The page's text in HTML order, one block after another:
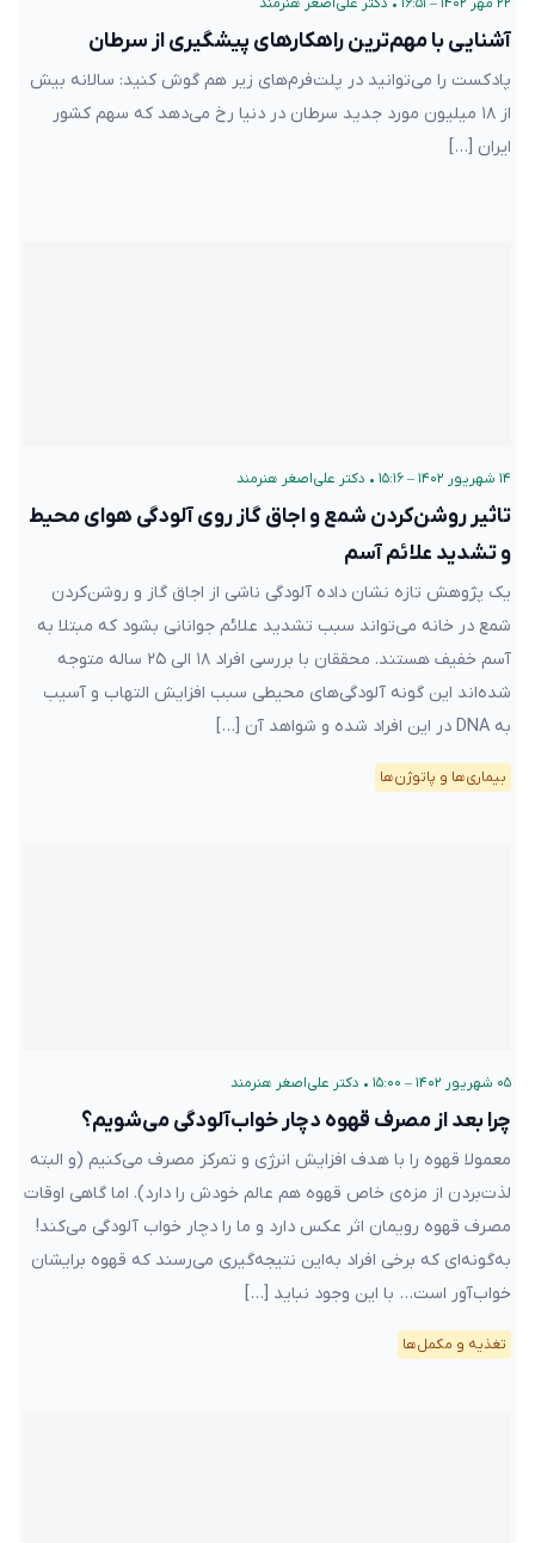
آشنایی با مهم‌ترین راهکارهای پیشگیری از سرطان
پادکست را می‌توانید در پلت‌فرم‌های زیر هم گوش کنید: سالانه بیش
از ۱۸ میلیون مورد جدید سرطان در دنیا رخ می‌دهد که سهم کشور
ایران […]
۱۴ شهریور ۱۴۰۲ – ۱۵:۱۶ • دکتر علی‌اصغر هنرمند
تاثیر روشن‌کردن شمع و اجاق گاز روی آلودگی هوای محیط
و تشدید علائم آسم
یک پژوهش تازه نشان داده آلودگی ناشی از اجاق گاز و روشن‌کردن
شمع در خانه می‌تواند سبب تشدید علائم جوانانی بشود که مبتلا به
آسم خفیف هستند. محققان با بررسی افراد ۱۸ الی ۲۵ ساله متوجه
شده‌اند این گونه آلودگی‌های محیطی سبب افزایش التهاب و آسیب
به DNA در این افراد شده و شواهد آن […]
بیماری‌ها و پاتوژن‌ها
۰۵ شهریور ۱۴۰۲ – ۱۵:۰۰ • دکتر علی‌اصغر هنرمند
چرا بعد از مصرف قهوه دچار خواب‌آلودگی می‌شویم؟
معمولا قهوه را با هدف افزایش انرژی و تمرکز مصرف می‌کنیم (و البته
لذت‌بردن از مزه‌ی خاص قهوه هم عالم خودش را دارد). اما گاهی اوقات
مصرف قهوه رویمان اثر عکس دارد و ما را دچار خواب آلودگی می‌کند!
به‌گونه‌ای که برخی افراد به‌این نتیجه‌گیری می‌رسند که قهوه برایشان
خواب‌آور است… با این وجود نباید […]
تغذیه و مکمل‌ها